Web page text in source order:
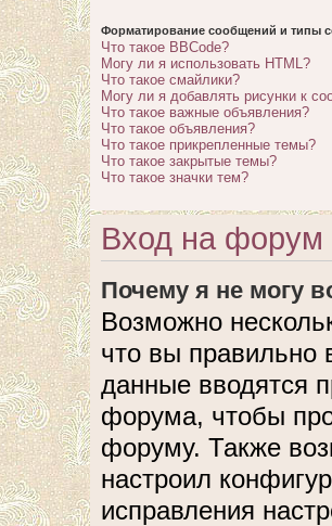
Форматирование сообщений и типы
Что такое BBCode?
Могу ли я использовать HTML?
Что такое смайлики?
Могу ли я добавлять рисунки к
Что такое важные объявления?
Что такое объявления?
Что такое прикрепленные темы?
Что такое закрытые темы?
Что такое значки тем?
Вход на форум
Почему я не могу
Возможно
что вы правильно
данные вводятся
форума, чтобы
форуму. Также
настроил
исправления